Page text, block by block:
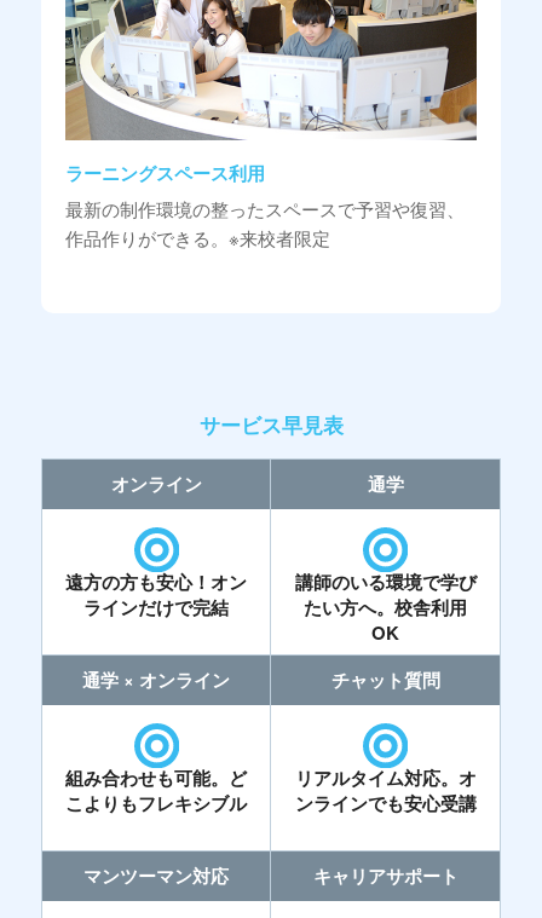
ラーニングスペース利用
最新の制作環境の整ったスペースで予習や復習、
作品作りができる。※来校者限定
サービス早見表
オンライン
遠方の方も安心！オン
ラインだけで完結
通学
講師のいる環境で学び
たい方へ。校舎利用
OK
通学 × オンライン
組み合わせも可能。ど
こよりもフレキシブル
チャット質問
リアルタイム対応。オ
ンラインでも安心受講
マンツーマン対応 キャリアサポート